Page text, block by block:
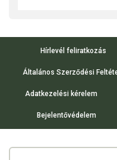
Hírlevél feliratkozás
Általános Szerződési
Adatkezelési kérelem
Bejelentővédelem